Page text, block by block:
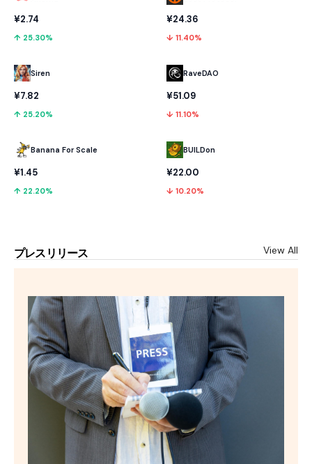
¥2.74
↑ 25.30%
Siren
¥7.82
↑ 25.20%
Banana For Scale
¥1.45
↑ 22.20%
¥24.36
↓ 11.40%
RaveDAO
¥51.09
↓ 11.10%
BUILDon
¥22.00
↓ 10.20%
プレスリリース View All